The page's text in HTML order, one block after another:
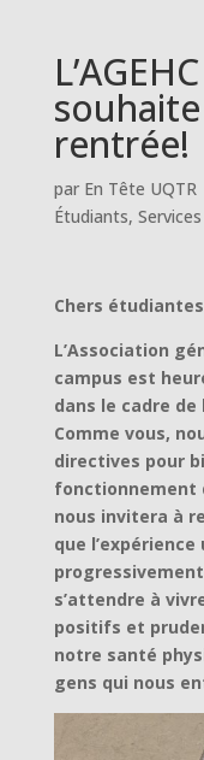
rentrée!
par En Tête UQTR
Étudiants,
Chers
L’Association
campus est
dans le cadre de
Comme vous,
directives pour
fonctionnement
nous invitera à
que
s’attendre à
positifs et
notre santé
gens qui nous